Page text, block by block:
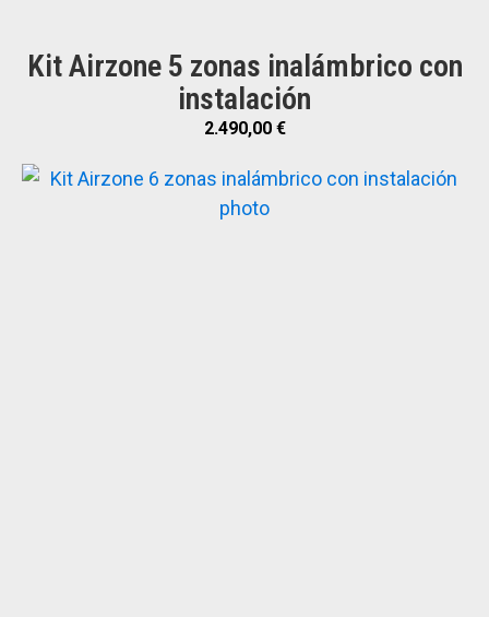
Kit Airzone 5 zonas inalámbrico con
instalación
2.490,00 €